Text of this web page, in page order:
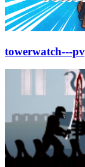
towerwatch---